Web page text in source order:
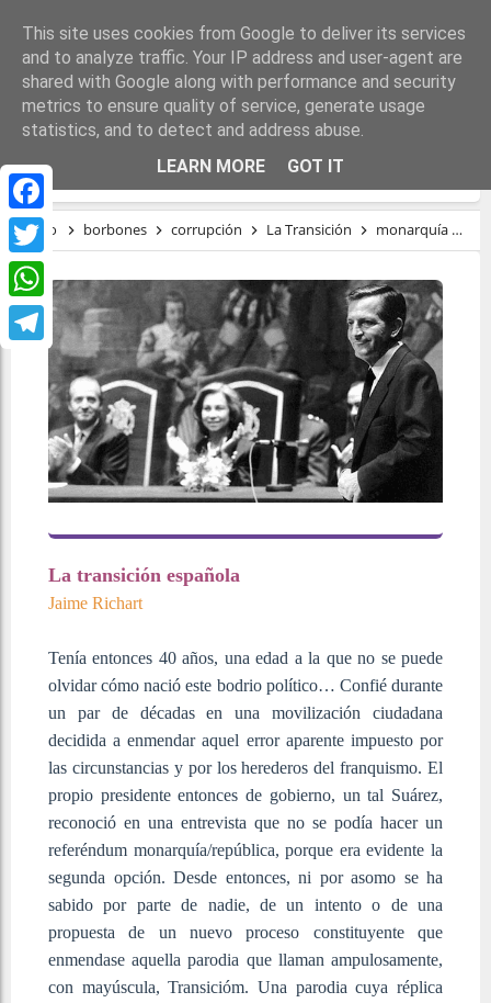
Facebook
Twitter
WhatsApp
Telegram
LA TRANSICIÓN ESPAÑOLA
Inicio borbones corrupción La Transición monarquía
La transición española
Jaime Richart
Tenía entonces 40 años, una edad a la que no se puede
olvidar cómo nació este bodrio político… Confié durante
un par de décadas en una movilización ciudadana
decidida a enmendar aquel error aparente impuesto por
las circunstancias y por los herederos del franquismo. El
propio presidente entonces de gobierno, un tal Suárez,
reconoció en una entrevista que no se podía hacer un
referéndum monarquía/república, porque era evidente la
segunda opción. Desde entonces, ni por asomo se ha
sabido por parte de nadie, de un intento o de una
propuesta de un nuevo proceso constituyente que
enmendase aquella parodia que llaman ampulosamente,
con mayúscula, Transicióm. Una parodia cuya réplica
This site uses cookies from Google to deliver its services
and to analyze traffic. Your IP address and user-agent are
shared with Google along with performance and security
metrics to ensure quality of service, generate usage
statistics, and to detect and address abuse.
LEARN MORE
GOT IT